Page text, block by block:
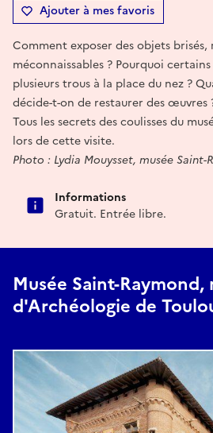
Ajouter à mes favoris
Comment exposer des objets
méconnaissables ? Pourquoi
plusieurs trous à la place du nez ?
décide-t-on de restaurer des œuvres
Tous les secrets des coulisses du
lors de cette visite.
Photo : Lydia Mouysset, musée Saint-
Informations
Gratuit. Entrée libre.
Musée Saint-Raymond,
d'Archéologie de